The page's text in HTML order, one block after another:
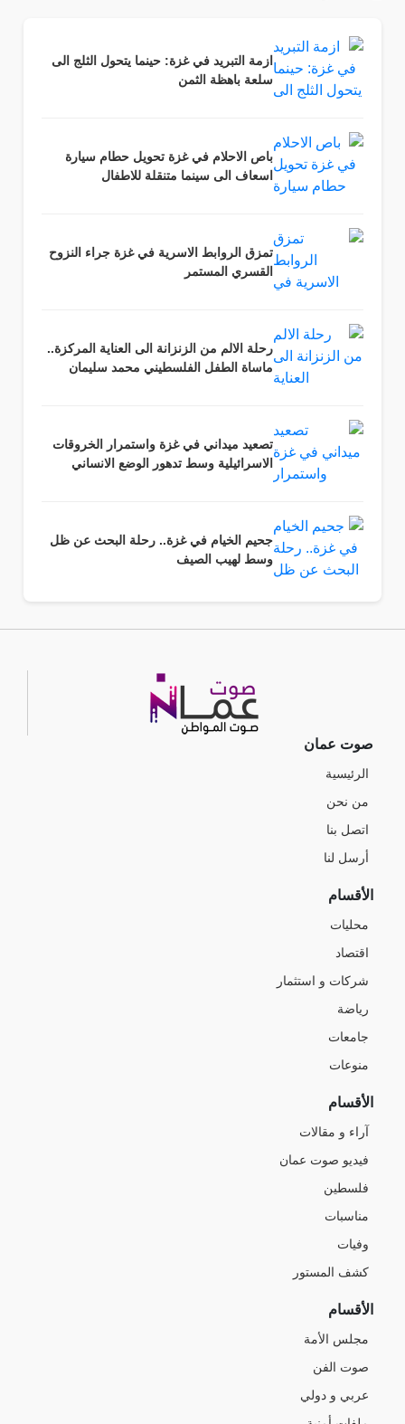
ازمة التبريد في غزة: حينما يتحول الثلج الى
سلعة باهظة الثمن
باص الاحلام في غزة تحويل حطام سيارة
اسعاف الى سينما متنقلة للاطفال
تمزق الروابط الاسرية في غزة جراء النزوح
القسري المستمر
رحلة الالم من الزنزانة الى العناية المركزة..
ماساة الطفل الفلسطيني محمد سليمان
تصعيد ميداني في غزة واستمرار الخروقات
الاسرائيلية وسط تدهور الوضع الانساني
جحيم الخيام في غزة.. رحلة البحث عن ظل
وسط لهيب الصيف
صوت عمان
الرئيسية
من نحن
اتصل بنا
أرسل لنا
الأقسام
محليات
اقتصاد
شركات و استثمار
رياضة
جامعات
منوعات
الأقسام
آراء و مقالات
فيديو صوت عمان
فلسطين
مناسبات
وفيات
كشف المستور
الأقسام
مجلس الأمة
صوت الفن
عربي و دولي